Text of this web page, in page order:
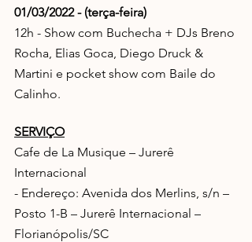
01/03/2022 - (terça-feira)
12h - Show com Buchecha + DJs Breno
Rocha, Elias Goca, Diego Druck &
Martini e pocket show com Baile do
Calinho.
SERVIÇO
Cafe de La Musique – Jurerê
Internacional
- Endereço: Avenida dos Merlins, s/n –
Posto 1-B – Jurerê Internacional –
Florianópolis/SC